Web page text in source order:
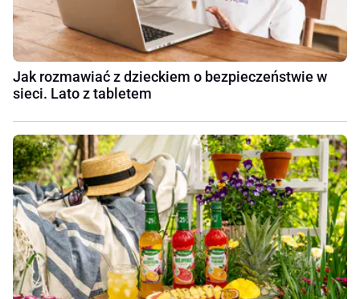
Jak rozmawiać z dzieckiem o bezpieczeństwie w
sieci. Lato z tabletem